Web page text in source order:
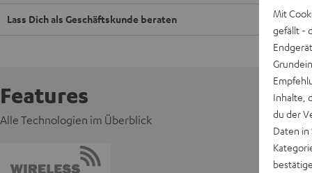
Lass Dich als Geschäftskunde beraten
Features
Alle Technologien im Überblick
Mit
gefällt -
Inhalte,
du der
Daten in